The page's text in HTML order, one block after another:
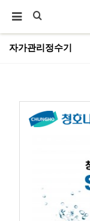
자가관리정수기